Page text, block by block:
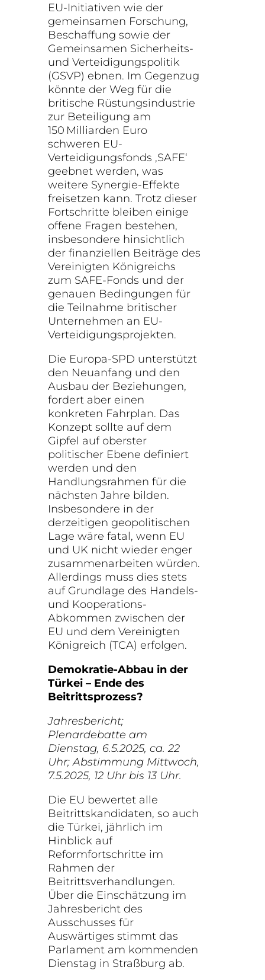
EU-Initiativen wie der
gemeinsamen Forschung,
Beschaffung sowie der
Gemeinsamen Sicherheits-
und Verteidigungspolitik
(GSVP) ebnen. Im Gegenzug
könnte der Weg für die
britische Rüstungsindustrie
zur Beteiligung am
150 Milliarden Euro
schweren EU-
Verteidigungsfonds ‚SAFE‘
geebnet werden, was
weitere Synergie-Effekte
freisetzen kann. Trotz dieser
Fortschritte bleiben einige
offene Fragen bestehen,
insbesondere hinsichtlich
der finanziellen Beiträge des
Vereinigten Königreichs
zum SAFE-Fonds und der
genauen Bedingungen für
die Teilnahme britischer
Unternehmen an EU-
Verteidigungsprojekten.
Die Europa-SPD unterstützt
den Neuanfang und den
Ausbau der Beziehungen,
fordert aber einen
konkreten Fahrplan. Das
Konzept sollte auf dem
Gipfel auf oberster
politischer Ebene definiert
werden und den
Handlungsrahmen für die
nächsten Jahre bilden.
Insbesondere in der
derzeitigen geopolitischen
Lage wäre fatal, wenn EU
und UK nicht wieder enger
zusammenarbeiten würden.
Allerdings muss dies stets
auf Grundlage des Handels-
und Kooperations-
Abkommen zwischen der
EU und dem Vereinigten
Königreich (TCA) erfolgen.
Demokratie-Abbau in der
Türkei – Ende des
Beitrittsprozess?
Jahresbericht;
Plenardebatte am
Dienstag, 6.5.2025, ca. 22
Uhr; Abstimmung Mittwoch,
7.5.2025, 12 Uhr bis 13 Uhr.
Die EU bewertet alle
Beitrittskandidaten, so auch
die Türkei, jährlich im
Hinblick auf
Reformfortschritte im
Rahmen der
Beitrittsverhandlungen.
Über die Einschätzung im
Jahresbericht des
Ausschusses für
Auswärtiges stimmt das
Parlament am kommenden
Dienstag in Straßburg ab.